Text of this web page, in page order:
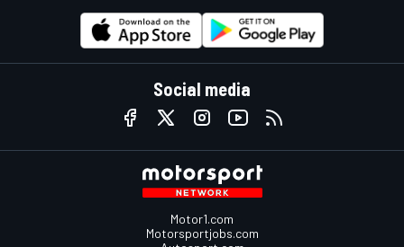
Social media
Motor1.com
Motorsportjobs.com